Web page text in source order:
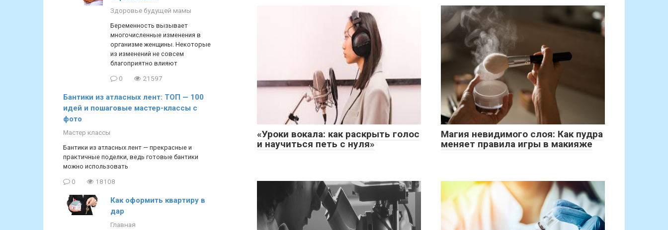
«Уроки вокала: как раскрыть голос
и научиться петь с нуля»
Магия невидимого слоя: Как пудра
меняет правила игры в макияже
Здоровье будущей мамы
Беременность вызывает
многочисленные изменения в
организме женщины. Некоторые
из изменений не совсем
благоприятно влияют
0 21597
Бантики из атласных лент: ТОП — 100
идей и пошаговые мастер-классы с
фото
Мастер классы
Бантики из атласных лент — прекрасные и
практичные поделки, ведь готовые бантики
можно использовать
0 18108
Как оформить квартиру в
дар
Главная